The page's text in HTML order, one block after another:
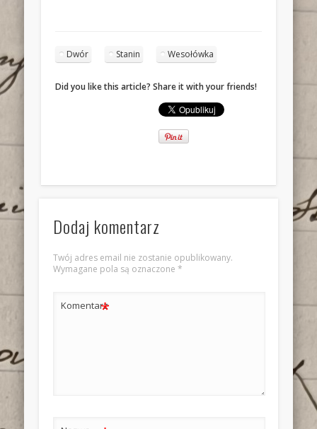
Dwór Stanin Wesołówka
Did you like this article? Share it with your friends!
Dodaj komentarz
Twój adres email nie zostanie opublikowany.
Wymagane pola są oznaczone *
Komentarz
*